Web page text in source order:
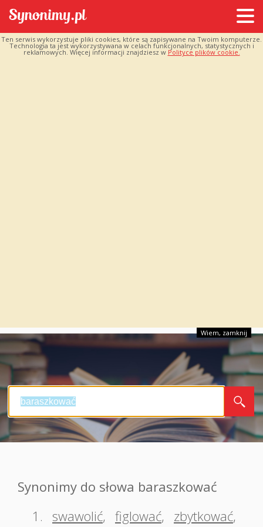
Ten serwis wykorzystuje pliki cookies, które są zapisywane na Twoim komputerze.
Technologia ta jest wykorzystywana w celach funkcjonalnych, statystycznych i
reklamowych. Więcej informacji znajdziesz w Polityce plików cookie.
Wiem, zamknij
Synonimy do słowa baraszkować
1.
swawolić, figlować, zbytkować,